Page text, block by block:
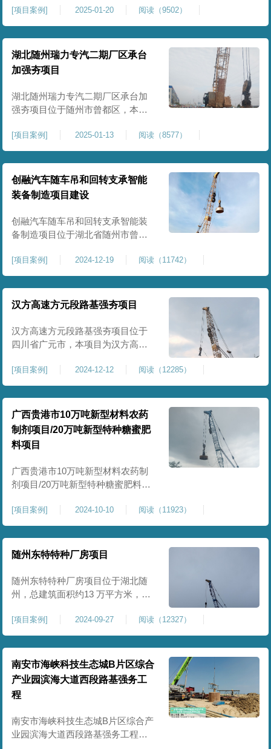
米。本项目场地后续使用要求较
高，设计拟采用大夯击能进行场地
地基加固处理，我司配备FW5000A
大型强夯机一台，并配备28m龙门架
一幅辅助高能级强夯施工，配备
85T，直径为2m，高度为2.2m的柱
锤一个，柱锤接地面积更小，强夯
穿透
[项目案例] 2025-01-20 阅读（9502）
湖北随州瑞力专汽二期厂区承台
加强夯项目
湖北随州瑞力专汽二期厂区承台加
强夯项目位于随州市曾都区，本项
要求采用强夯置换工艺进行加固处
理，要求经处理深度不小于8米，地
基承载力不小于180Kpa，该项目场
地周边已有建筑物，且本项目采用
夯击能较大，夯击次数较多，为确
保场地临近建筑物安全性，我司在
临近建筑物的场地界限开挖减震沟
[项目案例] 2025-01-13 阅读（8577）
创融汽车随车吊和回转支承智能
装备制造项目建设
创融汽车随车吊和回转支承智能装
备制造项目位于湖北省随州市曾都
套设置，本次对主要对项目生产车
间区域进行强夯施工，面积约为
20000平方米，要求经强夯后地基承
载力不低于140Kpa。康尚强夯公司
场，设备型号为ZRYG3500C，施工
作业人员按照设计严格施工。
[项目案例] 2024-12-19 阅读（11742）
汉方高速方元段路基强夯项目
汉方高速方元段路基强夯项目位于
四川省广元市，本项目为汉方高速
240000平方米，施工周期长，待路
基回填达到设计标高后，强夯施工
一次。我司于土方单位交叉作业。
康尚强夯公司于2024年10月20日安
排设备人员进场，按照图纸设计施
工。
[项目案例] 2024-12-12 阅读（12285）
广西贵港市10万吨新型材料农药
制剂项目/20万吨新型特种糖蜜肥
料项目
广西贵港市10万吨新型材料农药制
剂项目/20万吨新型特种糖蜜肥料项
期施工，一期为10万吨新型材料农
药制剂项目施工，二期为20万吨新
型特种糖蜜肥料项目，两期项目都
采用基础承台加强夯和普通强夯施
使用要求，单独对基础承台位置地
基进行置换加强夯，其他区域采用
[项目案例] 2024-10-10 阅读（11923）
随州东特特种厂房项目
随州东特特种厂房项目位于湖北随
州，总建筑面积约13 万平方米，为
载力与均匀性要求严苛。项目于
2024 年 9 月正式开工，地基处理采
用高能级强夯施工工艺，通过大吨
位重锤动力固结，全面提升场地密
实度与承载性能，满足重载车间、
设备基础与行车轨道的长期稳定运
行要求。项目严格遵循强夯地基处
[项目案例] 2024-09-27 阅读（12327）
南安市海峡科技生态城B片区综合
产业园滨海大道西段路基强务工
程
南安市海峡科技生态城B片区综合产
业园滨海大道西段路基强务工程位